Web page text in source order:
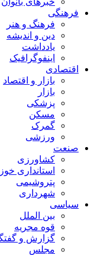
فرهنگی
فرهنگ و هنر
دین و اندیشه
یادداشت
اینفوگرافیک
اقتصادی
بازار و اقتصاد
بازار
پزشکی
مسکن
گمرک
ورزشی
صنعت
کشاورزی
استانداری
پتروشیمی
شهرداری
سیاسی
بین الملل
قوه مجریه
گزارش و
مجلس